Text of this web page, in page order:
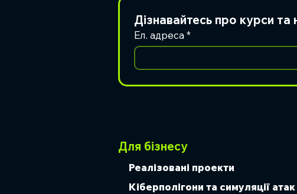
Дізнавайтесь про курси та
Ел. адреса*
Для бізнесу
Реалізовані проекти
Кіберполігони та симуляції атак